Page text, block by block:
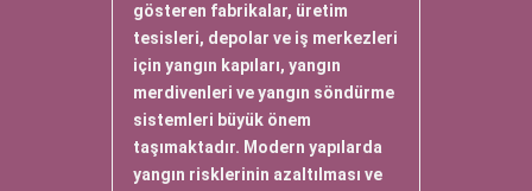
gösteren fabrikalar, üretim
tesisleri, depolar ve iş merkezleri
için yangın kapıları, yangın
merdivenleri ve yangın söndürme
sistemleri büyük önem
taşımaktadır. Modern yapılarda
yangın risklerinin azaltılması ve